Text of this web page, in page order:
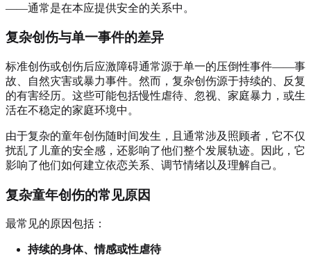
——通常是在本应提供安全的关系中。
复杂创伤与单一事件的差异
标准创伤或创伤后应激障碍通常源于单一的压倒性事件——事
故、自然灾害或暴力事件。然而，复杂创伤源于持续的、反复
的有害经历。这些可能包括慢性虐待、忽视、家庭暴力，或生
活在不稳定的家庭环境中。
由于复杂的童年创伤随时间发生，且通常涉及照顾者，它不仅
扰乱了儿童的安全感，还影响了他们整个发展轨迹。因此，它
影响了他们如何建立依恋关系、调节情绪以及理解自己。
复杂童年创伤的常见原因
最常见的原因包括：
持续的身体、情感或性虐待